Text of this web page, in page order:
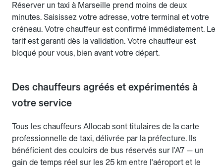
Réserver un taxi à Marseille prend moins de deux
minutes. Saisissez votre adresse, votre terminal et votre
créneau. Votre chauffeur est confirmé immédiatement. Le
tarif est garanti dès la validation. Votre chauffeur est
bloqué pour vous, bien avant votre départ.
Des chauffeurs agréés et expérimentés à
votre service
Tous les chauffeurs Allocab sont titulaires de la carte
professionnelle de taxi, délivrée par la préfecture. Ils
bénéficient des couloirs de bus réservés sur l'A7 — un
gain de temps réel sur les 25 km entre l'aéroport et le